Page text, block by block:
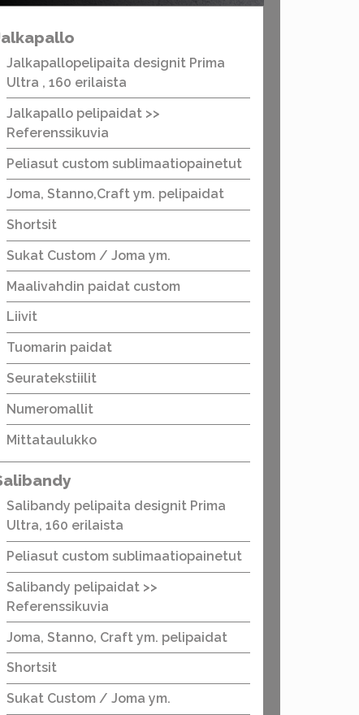
Jalkapallopelipaita designit Prima
Ultra , 160 erilaista
Jalkapallo pelipaidat >>
Referenssikuvia
Peliasut custom sublimaatiopainetut
Joma, Stanno,Craft ym. pelipaidat
Shortsit
Sukat Custom / Joma ym.
Maalivahdin paidat custom
Liivit
Tuomarin paidat
Seuratekstiilit
Numeromallit
Mittataulukko
Salibandy pelipaita designit Prima
Ultra, 160 erilaista
Peliasut custom sublimaatiopainetut
Salibandy pelipaidat >>
Referenssikuvia
Joma, Stanno, Craft ym. pelipaidat
Shortsit
Sukat Custom / Joma ym.